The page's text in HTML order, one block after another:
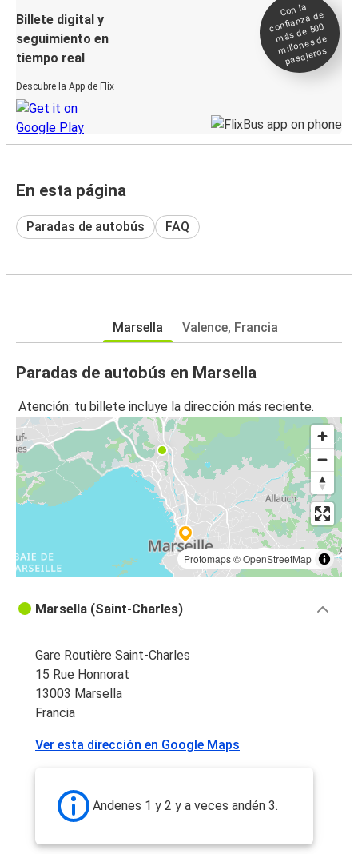
Billete digital y
seguimiento en
tiempo real
Descubre la App de Flix
Con la
confianza de
más de 500
millones de
pasajeros
En esta página
Paradas de autobús FAQ
Marsella Valence, Francia
Paradas de autobús en Marsella
Atención: tu billete incluye la dirección más reciente.
Protomaps©OpenStreetMap
Marsella (Saint-Charles)
Gare Routière Saint-Charles
15 Rue Honnorat
13003 Marsella
Francia
Ver esta dirección en Google Maps
Andenes 1 y 2 y a veces andén 3.